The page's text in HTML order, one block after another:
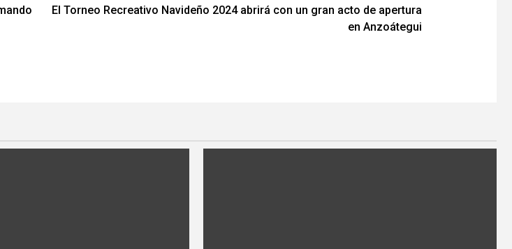
El Torneo Recreativo Navideño 2024 abrirá con un gran acto de apertura
en Anzoátegui